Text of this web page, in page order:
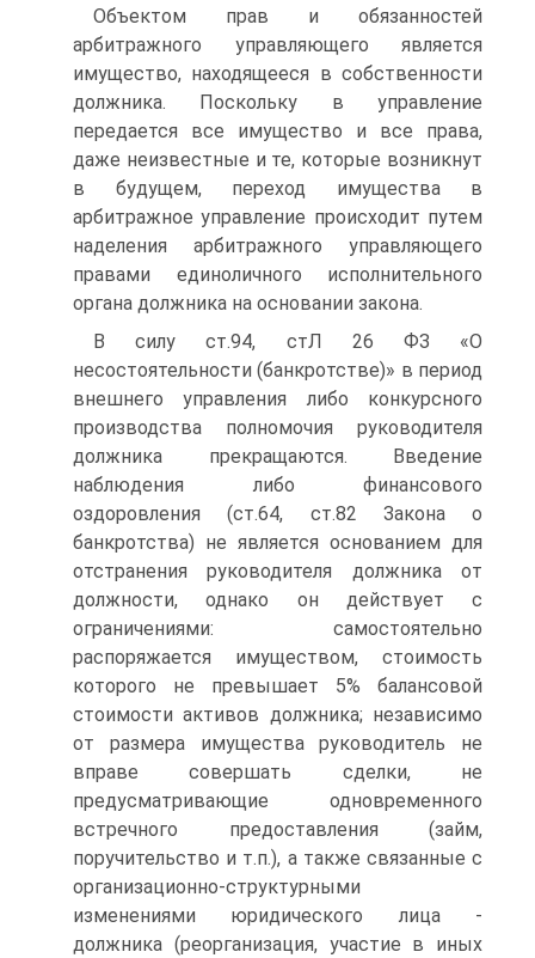
Объектом прав и обязанностей
арбитражного управляющего является
имущество, находящееся в собственности
должника. Поскольку в управление
передается все имущество и все права,
даже неизвестные и те, которые возникнут
в будущем, переход имущества в
арбитражное управление происходит путем
наделения арбитражного управляющего
правами единоличного исполнительного
органа должника на основании закона.
В силу ст.94, стЛ 26 ФЗ «О
несостоятельности (банкротстве)» в период
внешнего управления либо конкурсного
производства полномочия руководителя
должника прекращаются. Введение
наблюдения либо финансового
оздоровления (ст.64, ст.82 Закона о
банкротства) не является основанием для
отстранения руководителя должника от
должности, однако он действует с
ограничениями: самостоятельно
распоряжается имуществом, стоимость
которого не превышает 5% балансовой
стоимости активов должника; независимо
от размера имущества руководитель не
вправе совершать сделки, не
предусматривающие одновременного
встречного предоставления (займ,
поручительство и т.п.), а также связанные с
организационно-структурными
изменениями юридического лица -
должника (реорганизация, участие в иных